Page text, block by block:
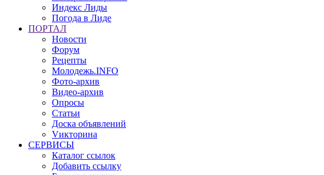
Индекс Лиды
Погода в Лиде
ПОРТАЛ
Новости
Форум
Рецепты
Молодежь.INFO
Фото-архив
Видео-архив
Опросы
Статьи
Доска объявлений
Vикторина
СЕРВИСЫ
Каталог ссылок
Добавить ссылку